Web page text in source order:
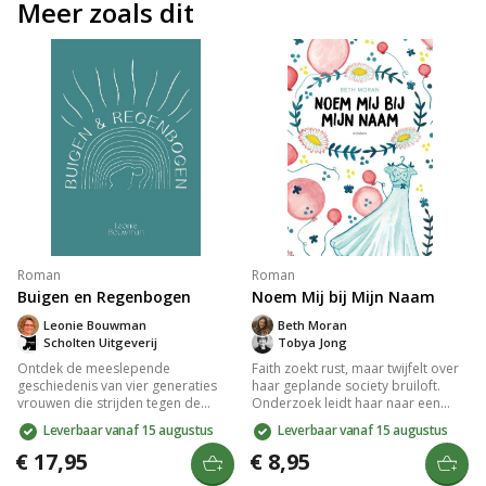
Meer zoals dit
Roman
Buigen en Regenbogen
Scholten Uitgeverij
Leonie Bouwman
Ontdek de meeslepende
geschiedenis van vier generaties
vrouwen die strijden tegen de
onzichtbare destructie in hun
gezinnen. De impact van de
Tweede Wereldoorlog en de
kracht van liefde en trouw vormen
Leverbaar vanaf 15 augustus
€ 17,95
Roman
Noem Mij bij Mijn Naam
Tobya Jong
Beth Moran
Faith zoekt rust, maar twijfelt over
haar geplande society bruiloft.
Onderzoek leidt haar naar een
kerkkoor en ontmoeting met
pastor Dylan, terwijl het verleden
blijft achtervolgen wanneer de
moordenaar van haar moeder
Leverbaar vanaf 15 augustus
€ 8,95